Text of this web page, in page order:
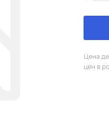
Цена
цен в